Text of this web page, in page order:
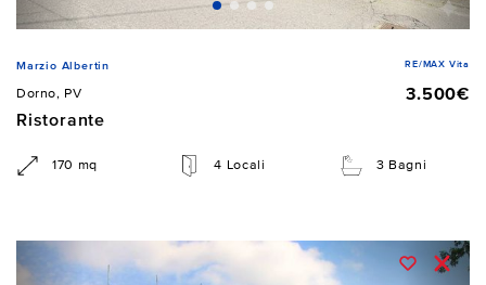
Marzio Albertin RE/MAX Vita
Dorno, PV
3.500€
Ristorante
170 mq 4 Locali 3 Bagni